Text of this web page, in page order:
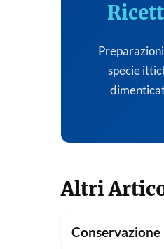
specie
Altri
Conservazione